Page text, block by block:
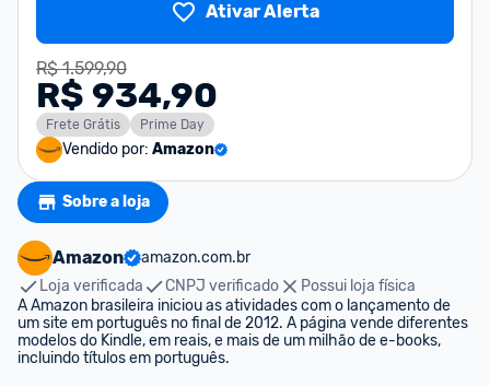
Ativar Alerta
R$ 1.599,90
R$ 934,90
Frete Grátis Prime Day
Vendido por: Amazon
Sobre a loja
Amazon
amazon.com.br
Loja verificada
CNPJ verificado
Possui loja física
A Amazon brasileira iniciou as atividades com o lançamento de
um site em português no final de 2012. A página vende diferentes
modelos do Kindle, em reais, e mais de um milhão de e-books,
incluindo títulos em português.